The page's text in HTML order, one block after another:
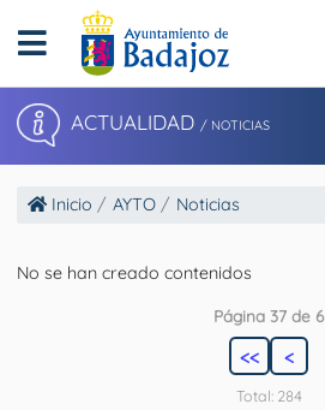
ACTUALIDAD / NOTICIAS
Inicio AYTO Noticias
No se han creado contenidos
Página 37 de 6
<< <
Total: 284